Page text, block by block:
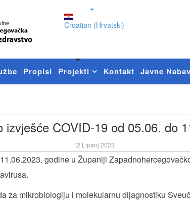
Croatian (Hrvatski)
Propisi Projekti Kontakt Javne
izvješće COVID-19 od 05.06. do
12 Lipanj 2023
godine u Županiji
za mikrobiologiju i molekularnu dijagnostiku